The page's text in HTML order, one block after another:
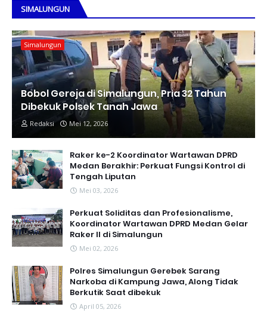
SIMALUNGUN
Simalungun
Bobol Gereja di Simalungun, Pria 32 Tahun
Dibekuk Polsek Tanah Jawa
Redaksi Mei 12, 2026
Raker ke-2 Koordinator Wartawan DPRD
Medan Berakhir: Perkuat Fungsi Kontrol di
Tengah Liputan
Mei 03, 2026
Perkuat Soliditas dan Profesionalisme,
Koordinator Wartawan DPRD Medan Gelar
Raker II di Simalungun
Mei 02, 2026
Polres Simalungun Gerebek Sarang
Narkoba di Kampung Jawa, Along Tidak
Berkutik Saat dibekuk
April 05, 2026